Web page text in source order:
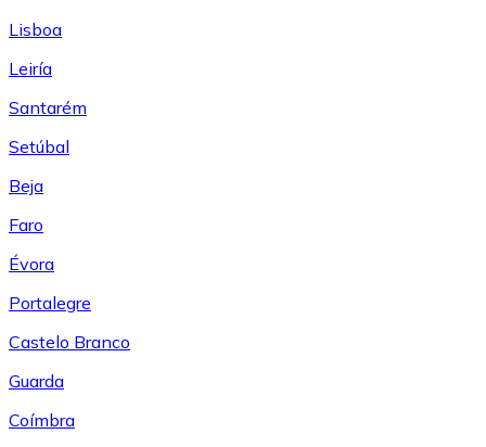
Lisboa
Leiría
Santarém
Setúbal
Beja
Faro
Évora
Portalegre
Castelo Branco
Guarda
Coímbra